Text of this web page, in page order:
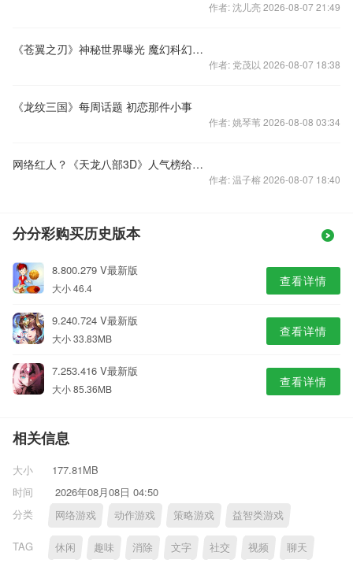
作者: 沈儿亮 2026-08-07 21:49
《苍翼之刃》神秘世界曝光 魔幻科幻强烈撞击
作者: 党茂以 2026-08-07 18:38
《龙纹三国》每周话题 初恋那件小事
作者: 姚琴苇 2026-08-08 03:34
网络红人？《天龙八部3D》人气榜给你好看！
作者: 温子榕 2026-08-07 18:40
分分彩购买历史版本
8.800.279 V最新版
大小 46.4 查看详情
9.240.724 V最新版
大小 33.83MB 查看详情
7.253.416 V最新版
大小 85.36MB 查看详情
相关信息
大小
177.81MB
时间
2026年08月08日 04:50
分类
网络游戏 动作游戏 策略游戏 益智类游戏
TAG 休闲 趣味 消除 文字 社交 视频 聊天